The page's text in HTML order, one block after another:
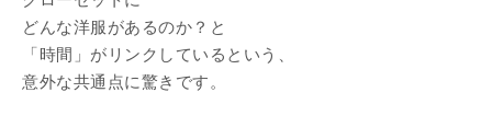
どんな洋服があるのか？と
「時間」がリンクしているという、
意外な共通点に驚きです。